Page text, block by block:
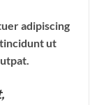
adipiscing
ut